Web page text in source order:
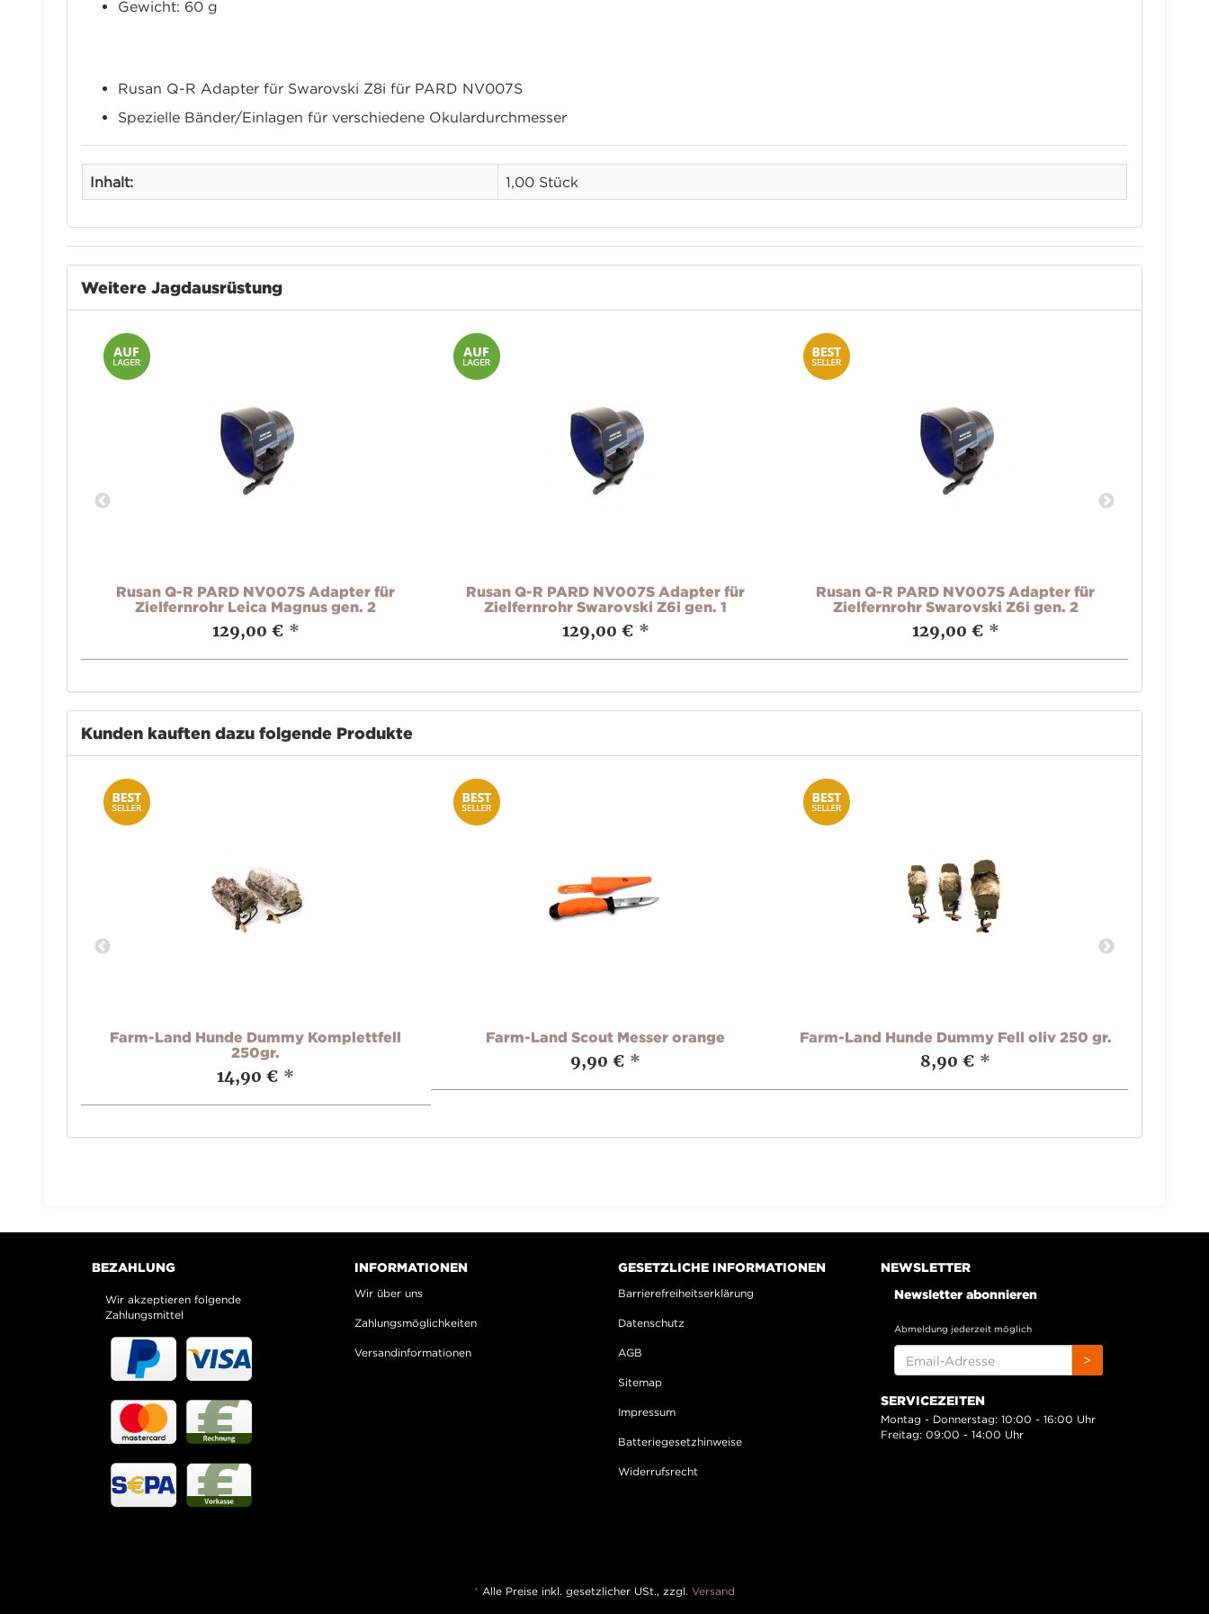
Gewicht: 60 g
Rusan Q-R Adapter für Swarovski Z8i für PARD NV007S
Spezielle Bänder/Einlagen für verschiedene Okulardurchmesser
Inhalt: 1,00 Stück
Weitere Jagdausrüstung
Rusan Q-R PARD NV007S Adapter für
Zielfernrohr Leica Magnus gen. 2
129,00 € *
Rusan Q-R PARD NV007S Adapter für
Zielfernrohr Swarovski Z6i gen. 1
129,00 € *
Rusan Q-R PARD NV007S Adapter für
Zielfernrohr Swarovski Z6i gen. 2
129,00 € *
Kunden kauften dazu folgende Produkte
Farm-Land Hunde Dummy Komplettfell
250gr.
14,90 € *
Farm-Land Scout Messer orange
9,90 € *
Farm-Land Hunde Dummy Fell oliv 250 gr.
8,90 € *
BEZAHLUNG
Wir akzeptieren folgende
Zahlungsmittel
INFORMATIONEN
Wir über uns
Zahlungsmöglichkeiten
Versandinformationen
GESETZLICHE INFORMATIONEN
Barrierefreiheitserklärung
Datenschutz
AGB
Sitemap
Impressum
Batteriegesetzhinweise
Widerrufsrecht
NEWSLETTER
Newsletter abonnieren
Abmeldung jederzeit möglich
ADRESSE
>
SERVICEZEITEN
Montag - Donnerstag: 10:00 - 16:00 Uhr
Freitag: 09:00 - 14:00 Uhr
* Alle Preise inkl. gesetzlicher USt., zzgl. Versand